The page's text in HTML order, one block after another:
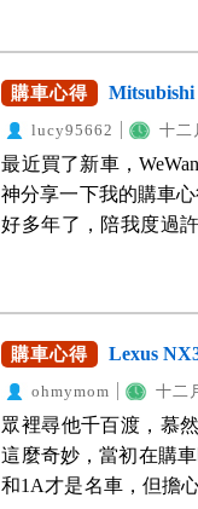
定想買五門的掀背小
華版、Ford Fiesta 運
個選項；至於Swift會
與六顆安全氣囊是大
囊則是令人心安的項
是日系廠牌，但是開
泥帶水；超越我對它
個很重要的因素在業
是怎樣，竟然到了展
有很多人要買」的感
可能是新人的關係，
購車心得
lucy95662 十二
最近買了新車，
神分享一下我的購車
好多年了，陪我度過
車根本修個痛快、越
的，但是直到前陣子
親愛的家人，讓我驚
需要考慮到的是安全
碰到一次，就會是0或
說乾脆買一部更安全
購車心得 Lexus
ohmymom 十二
眾裡尋他千百渡，慕
這麼奇妙，當初在購
和1A才是名車，但擔